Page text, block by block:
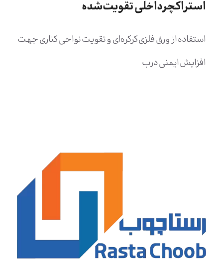
استراکچرداخلی تقویت‌شده
استفاده از ورق فلزی کرکره‌ای و تقویت نواحی کناری جهت
افزایش ایمنی درب